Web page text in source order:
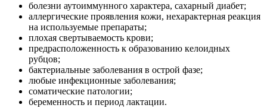
болезни аутоиммунного характера, сахарный диабет;
аллергические проявления кожи, нехарактерная реакция
на используемые препараты;
плохая свертываемость крови;
предрасположенность к образованию келоидных
рубцов;
бактериальные заболевания в острой фазе;
любые инфекционные заболевания;
соматические патологии;
беременность и период лактации.